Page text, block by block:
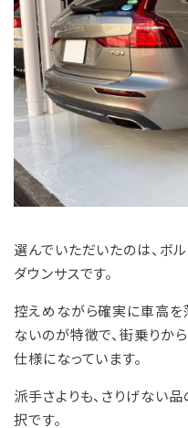
選んでいただいたのは、ボ
ダウンサスです。
控えめながら確実に車高を
ないのが特徴で、街乗りか
仕様になっています。
派手さよりも、さりげない
択です。